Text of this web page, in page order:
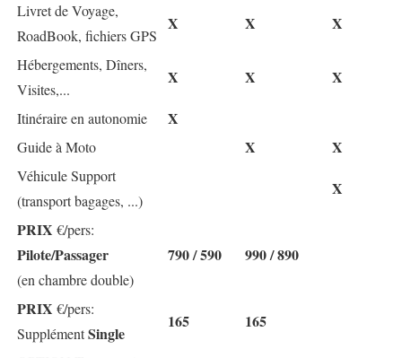
Livret de Voyage,
RoadBook, fichiers GPS
X X X
Hébergements, Dîners,
Visites,...
X X X
Itinéraire en autonomie X
Guide à Moto X X
Véhicule Support
(transport bagages, ...)
X
PRIX €/pers:
Pilote/Passager
(en chambre double)
790 / 590 990 / 890
PRIX €/pers:
SupplémentSingle
165 165